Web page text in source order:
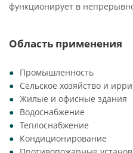
функционирует в
Область применения
Промышленность
Сельское хозяйство и
Жилые и офисные здания
Водоснабжение
Теплоснабжение
Кондиционирование